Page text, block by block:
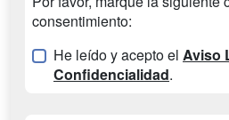
consentimiento:
He leído y acepto el Aviso
Confidencialidad.